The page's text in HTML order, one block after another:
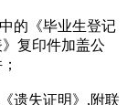
的《毕业生登记
复印件加盖公
遗失证明》,附联